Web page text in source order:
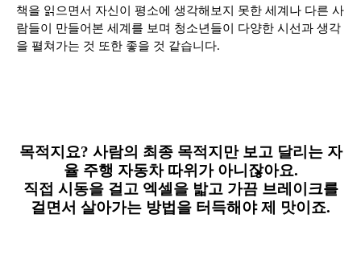
책을 읽으면서 자신이 평소에 생각해보지 못한 세계나 다른 사
람들이 만들어본 세계를 보며 청소년들이 다양한 시선과 생각
을 펼쳐가는 것 또한 좋을 것 같습니다.
목적지요? 사람의 최종 목적지만 보고 달리는 자
율 주행 자동차 따위가 아니잖아요.
직접 시동을 걸고 엑셀을 밟고 가끔 브레이크를
걸면서 살아가는 방법을 터득해야 제 맛이죠.